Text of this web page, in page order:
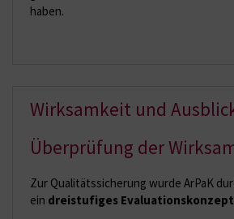
haben.
Wirksamkeit und
Überprüfung der
Zur Qualitätssicherung wurde ArPaK
ein dreistufiges Evaluationskonzept